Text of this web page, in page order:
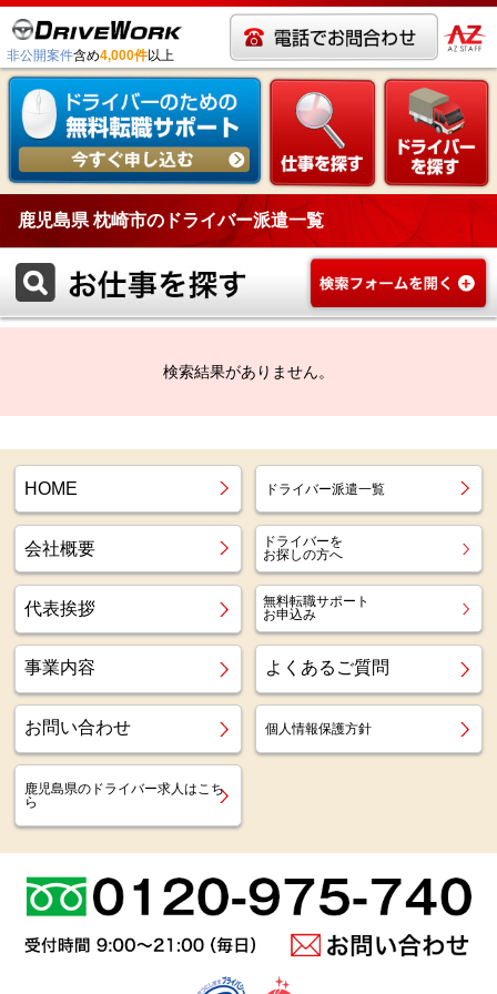
非公開案件含め4,000件以上
鹿児島県 枕崎市のドライバー派遣一覧
検索結果がありません。
HOME ドライバー派遣一覧
会社概要
ドライバーを
お探しの方へ
代表挨拶
無料転職サポート
お申込み
事業内容 よくあるご質問
お問い合わせ 個人情報保護方針
鹿児島県のドライバー求人はこち
ら